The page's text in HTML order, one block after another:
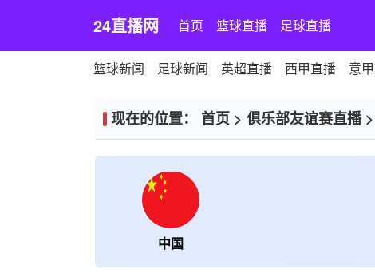
24直播网 首页 篮球直播 足球直播
篮球新闻 足球新闻 英超直播 西甲直播 意
现在的位置： 首页 > 俱乐部友谊赛直播>
中国